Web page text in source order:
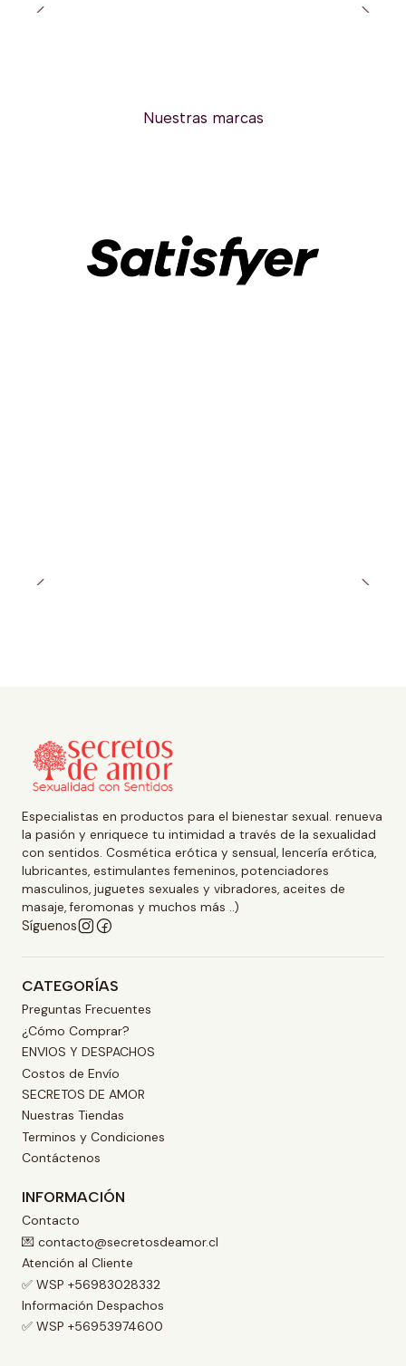
Nuestras marcas
Especialistas en productos para el bienestar sexual. renueva
la pasión y enriquece tu intimidad a través de la sexualidad
con sentidos. Cosmética erótica y sensual, lencería erótica,
lubricantes, estimulantes femeninos, potenciadores
masculinos, juguetes sexuales y vibradores, aceites de
masaje, feromonas y muchos más ..)
Síguenos
CATEGORÍAS
Preguntas Frecuentes
¿Cómo Comprar?
ENVIOS Y DESPACHOS
Costos de Envío
SECRETOS DE AMOR
Nuestras Tiendas
Terminos y Condiciones
Contáctenos
INFORMACIÓN
Contacto
💌 contacto@secretosdeamor.cl
Atención al Cliente
✅ WSP +56983028332
Información Despachos
✅ WSP +56953974600